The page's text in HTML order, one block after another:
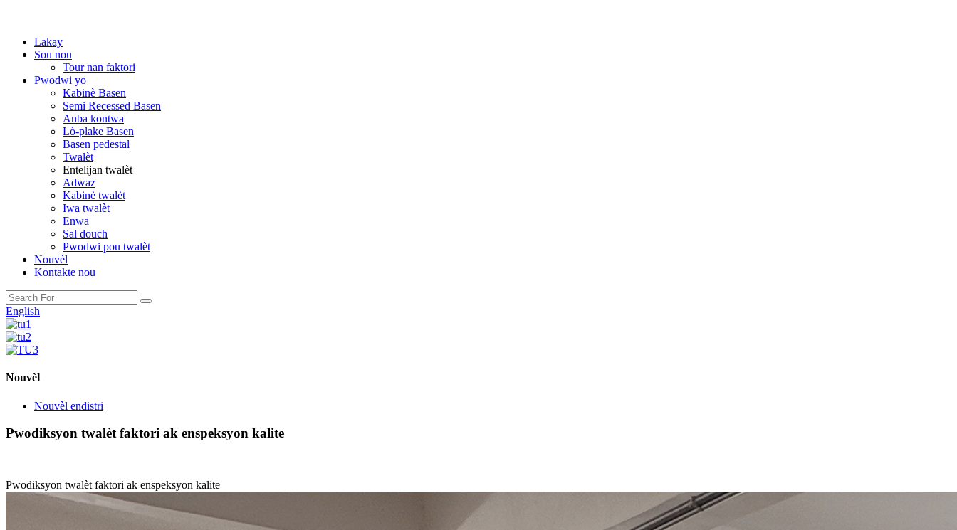
Lakay
Sou nou
Tour nan faktori
Pwodwi yo
Kabinè Basen
Semi Recessed Basen
Anba kontwa
Lò-plake Basen
Basen pedestal
Twalèt
Entelijan twalèt
Adwaz
Kabinè twalèt
Iwa twalèt
Enwa
Sal douch
Pwodwi pou twalèt
Nouvèl
Kontakte nou
English
Nouvèl
Nouvèl endistri
Pwodiksyon twalèt faktori ak enspeksyon kalite
Pwodiksyon twalèt faktori ak enspeksyon kalite